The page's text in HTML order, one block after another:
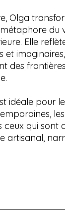
Olga
du
Elle
et
des
idéale pour
ceux qui
artisanal,